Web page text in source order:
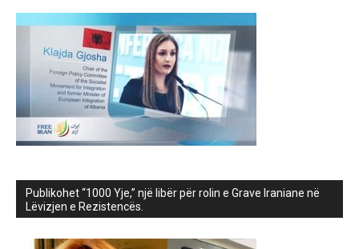
Publikohet “1000 Yje,” një libër për rolin e Grave Iraniane në
Lëvizjen e Rezistencës.